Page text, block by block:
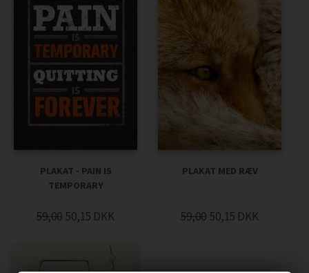
PLAKAT - PAIN IS
TEMPORARY
59,00 50,15 DKK
PLAKAT MED RÆV
59,00 50,15 DKK